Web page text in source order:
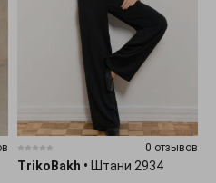
0 отзывов
TrikoBakh • Штани 2934